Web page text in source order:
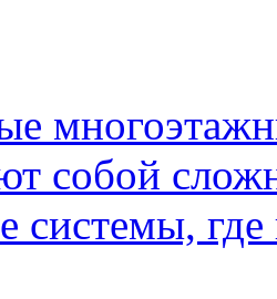
собой
системы,